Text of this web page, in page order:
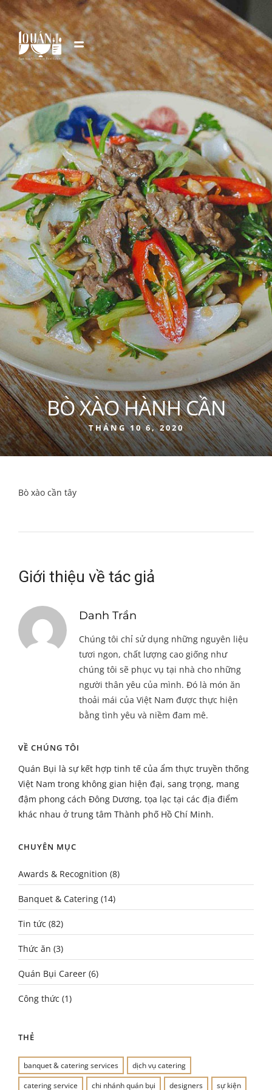
BÒ XÀO HÀNH CẦN
THÁNG 10 6, 2020
Bò xào cần tây
Giới thiệu về tác giả
Danh Trần
Chúng tôi chỉ sử dụng những nguyên liệu
tươi ngon, chất lượng cao giống như
chúng tôi sẽ phục vụ tại nhà cho những
người thân yêu của mình. Đó là món ăn
thoải mái của Việt Nam được thực hiện
bằng tình yêu và niềm đam mê.
VỀ CHÚNG TÔI
Quán Bụi là sự kết hợp tinh tế của ẩm thực truyền thống
Việt Nam trong không gian hiện đại, sang trọng, mang
đậm phong cách Đông Dương, tọa lạc tại các địa điểm
khác nhau ở trung tâm Thành phố Hồ Chí Minh.
CHUYÊN MỤC
Awards & Recognition (8)
Banquet & Catering (14)
Tin tức (82)
Thức ăn (3)
Quán Bụi Career (6)
Công thức (1)
THẺ
banquet & catering services
dịch vụ catering
catering service
chi nhánh quán bụi designers sự kiện